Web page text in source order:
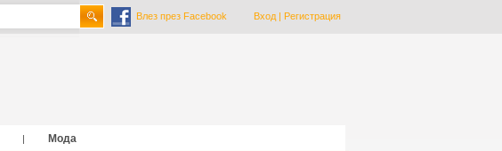
Влез през Facebook Вход| Регистрация
|
Мода